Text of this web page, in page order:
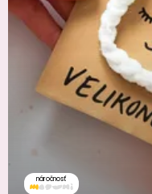
náročnosť